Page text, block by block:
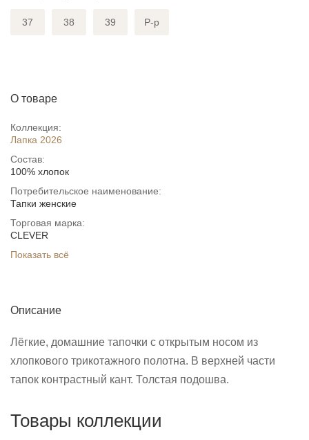
37 38 39 Р-р
О товаре
Коллекция:
Лапка 2026
Состав:
100% хлопок
Потребительское наименование:
Тапки женские
Торговая марка:
CLEVER
Показать всё
Описание
Лёгкие, домашние тапочки с открытым носом из
хлопкового трикотажного полотна. В верхней части
тапок контрастный кант. Толстая подошва.
Товары коллекции